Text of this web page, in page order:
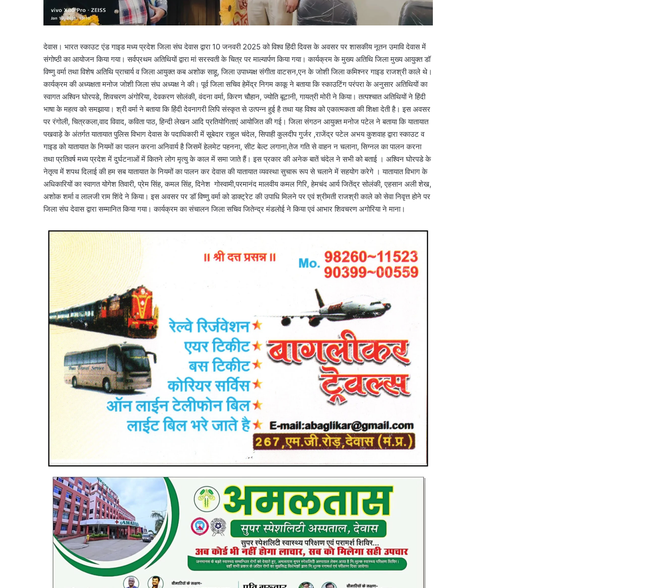
देवास। भारत स्काउट एंड गाइड मध्य प्रदेश जिला संघ देवास द्वारा 10 जनवरी 2025 को विश्व हिंदी दिवस के अवसर पर शासकीय नूतन उमावि देवास में
संगोष्ठी का आयोजन किया गया। सर्वप्रथम अतिथियों द्वारा मां सरस्वती के चित्र पर माल्यार्पण किया गया। कार्यक्रम के मुख्य अतिथि जिला मुख्य आयुक्त डॉ
विष्णु वर्मा तथा विशेष अतिथि प्राचार्य व जिला आयुक्त कब अशोक साहू, जिला उपाध्यक्ष संगीता वाटसन,एन के जोशी जिला कमिश्नर गाइड राजश्री काले थे।
कार्यक्रम की अध्यक्षता मनोज जोशी जिला संघ अध्यक्ष ने की। पूर्व जिला सचिव हेमेंद्र निगम काकू ने बताया कि स्काउटिंग परंपरा के अनुसार अतिथियों का
स्वागत अश्विन घोरपडे, शिवचरण अंगोरिया, देवकरण सोलंकी, वंदना वर्मा, किरण चौहान, ज्योति बूटानी, गायत्री मोरी ने किया। तत्पश्चात अतिथियों ने हिंदी
भाषा के महत्व को समझाया। श्री वर्मा ने बताया कि हिंदी देवनागरी लिपि संस्कृत से उत्पन्न हुई है तथा यह विश्व को एकात्मकता की शिक्षा देती है। इस अवसर
पर रंगोली, चित्रकला,वाद विवाद, कविता पाठ, हिन्दी लेखन आदि प्रतियोगिताएं आयोजित की गई। जिला संगठन आयुक्त मनोज पटेल ने बताया कि यातायात
पखवाड़े के अंतर्गत यातायात पुलिस विभाग देवास के पदाधिकारी में सूबेदार राहुल चंदेल, सिपाही कुलदीप गुर्जर ,राजेंद्र पटेल अभय कुशवाह द्वारा स्काउट व
गाइड को यातायात के नियमों का पालन करना अनिवार्य है जिसमें हेलमेट पहनना, सीट बेल्ट लगाना,तेज गति से वाहन न चलाना, सिग्नल का पालन करना
तथा प्रतिवर्ष मध्य प्रदेश में दुर्घटनाओं में कितने लोग मृत्यु के काल में समा जाते हैं। इस प्रकार की अनेक बातें चंदेल ने सभी को बताई । अश्विन घोरपडे के
नेतृत्व में शपथ दिलाई की हम सब यातायात के नियमों का पालन कर देवास की यातायात व्यवस्था सुचारू रूप से चलाने में सहयोग करेगे । यातायात विभाग के
अधिकारियों का स्वागत योगेश तिवारी, प्रेम सिंह, कमल सिंह, दिनेश गोस्वामी,परमानंद मालवीय कमल गिरि, हेमचंद आर्य जितेंद्र सोलंकी, एहसान अली शेख,
अशोक शर्मा व लालजी राम शिंदे ने किया। इस अवसर पर डॉ विष्णु वर्मा को डाक्ट्रेट की उपाधि मिलने पर एवं श्रीमती राजश्री काले को सेवा निवृत्त होने पर
जिला संघ देवास द्वारा सम्मानित किया गया। कार्यक्रम का संचालन जिला सचिव जितेन्द्र मंडलोई ने किया एवं आभार शिवचरण अगोरिया ने माना।